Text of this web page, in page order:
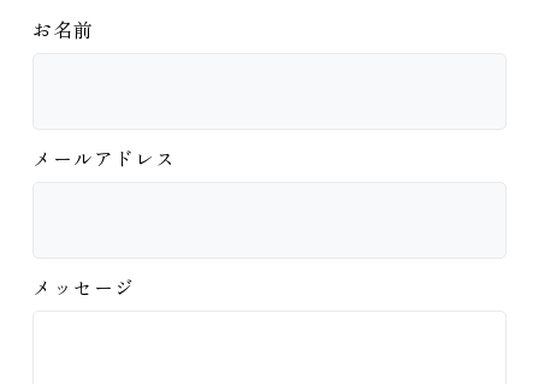
お名前
メールアドレス
メッセージ